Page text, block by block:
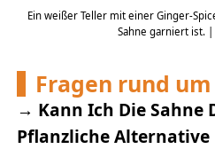
Ein weißer Teller mit einer Ginger-
Sahne garniert ist.
Fragen rund
→ Kann Ich Die Sahne
Pflanzliche Alternative